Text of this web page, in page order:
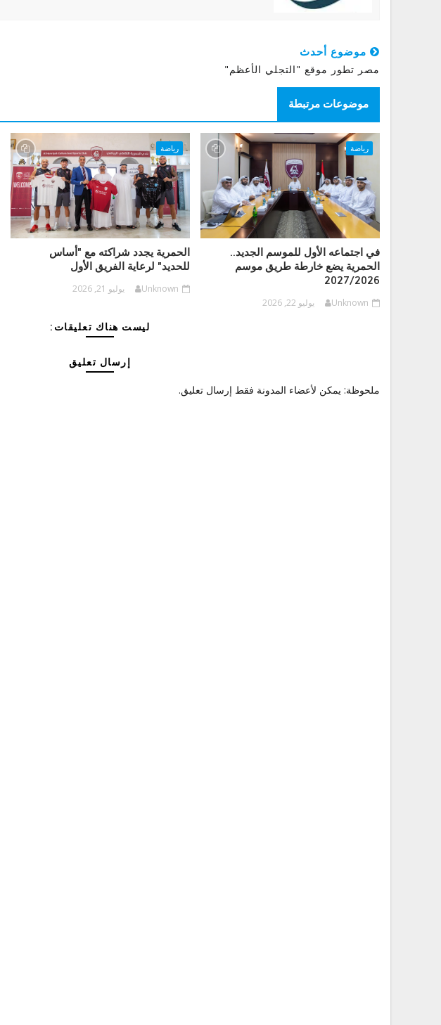
موضوع أحدث
مصر تطور موقع "التجلي الأعظم"
موضوعات مرتبطة
رياضة
في اجتماعه الأول للموسم الجديد..
الحمرية يضع خارطة طريق موسم
2027/2026
Unknown يوليو 22, 2026
رياضة
الحمرية يجدد شراكته مع "أساس
للحديد" لرعاية الفريق الأول
Unknown يوليو 21, 2026
ليست هناك تعليقات:
إرسال تعليق
ملحوظة: يمكن لأعضاء المدونة فقط إرسال تعليق.